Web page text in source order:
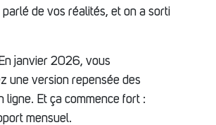
de vos réalités, et on a sorti
janvier 2026, vous
une version repensée des
ligne. Et ça commence fort :
mensuel.